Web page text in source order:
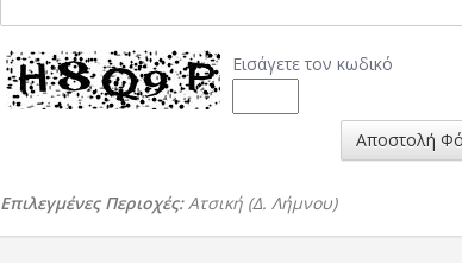
Εισάγετε τον κωδικό
Αποστολή
Επιλεγμένες Περιοχές:Ατσική (Δ. Λήμνου)